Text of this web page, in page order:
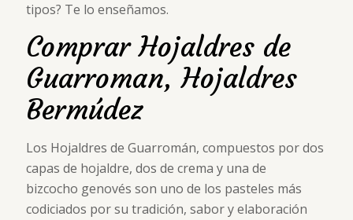
tipos? Te lo enseñamos.
Comprar Hojaldres de
Guarroman, Hojaldres
Bermúdez
Los Hojaldres de Guarromán, compuestos por dos
capas de hojaldre, dos de crema y una de
bizcocho genovés son uno de los pasteles más
codiciados por su tradición, sabor y elaboración